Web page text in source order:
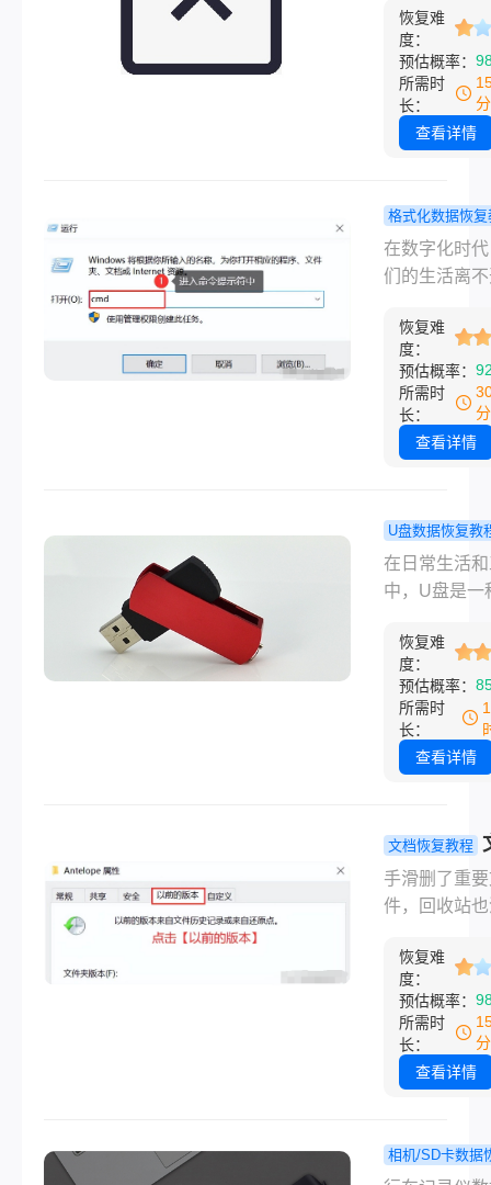
本文将为
尤其是对于
存着珍贵记
要工作文件
数据的人来
件恢复变得
以帮助我们
复误删文件
文将为您详
件，确保您
地从不幸中
贵的数据。
恢复难
度：
预估概率：
所需时
长：
查看详情
格式化数据恢复
硬盘被格式
么还原？这
在数字化时
们的生活离
其中一个重
储设备就是
不小心格式
盘，那么硬
式化怎么还
文将深入探
化后数据恢
法，带你揭
神秘的面纱。
恢复难
度：
预估概率：
所需时
长：
查看详情
U盘数据恢复教
拔下来数据
怎么恢复？
在日常生活
中，U盘是一
存储和传输
然而，有时
会遇到这样
题：在使用
突然发现数
毒攻击、文
损坏等原因
的。那么，u
来数据消失
复呢？下面
从几个方面
个问题。
恢复难
度：
预估概率：
所需时
长：
查看详情
文档恢复教程
删了还能找
来？这几个
靠谱！
手滑删了重
件，回收站
都是懵的。
乱操作，删
怎么找回这
题，其实大
况下都有解
新东西——这
决定了恢复
恢复难
度：
预估概率：
所需时
长：
查看详情
相机/SD卡数据